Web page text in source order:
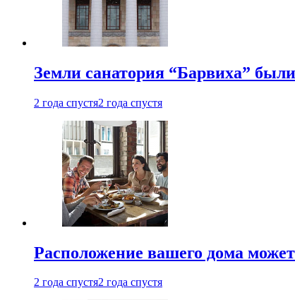
Земли санатория “Барвиха”
2 года спустя2 года спустя
Расположение вашего дома
2 года спустя2 года спустя